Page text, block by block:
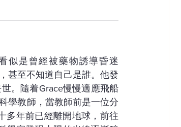
似是曾經被藥物誘導昏迷
甚至不知道自己是誰。他發
。隨着Grace慢慢適應飛船
學教師，當教師前是一位分
多年前已經離開地球，前往